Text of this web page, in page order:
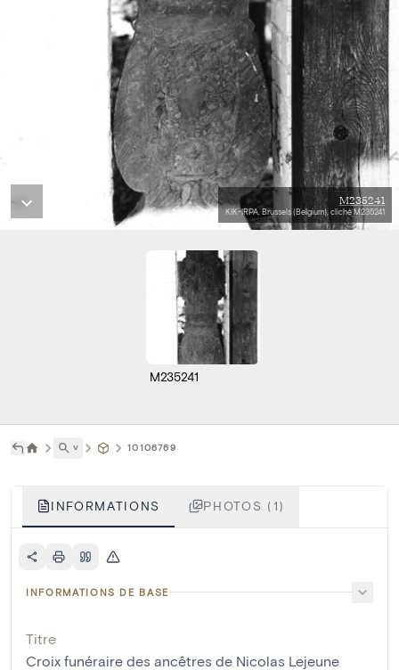
M235241
KIK-IRPA, Brussels (Belgium), cliché M235241
M235241
˅ 10106769
INFORMATIONS PHOTOS (1)
INFORMATIONS DE BASE
Titre
Croix funéraire des ancêtres de Nicolas Lejeune